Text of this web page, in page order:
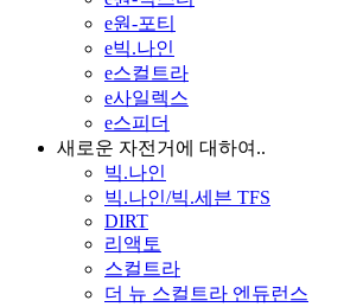
e원-포티
e빅.나인
e스컬트라
e사일렉스
e스피더
새로운 자전거에 대하여..
빅.나인
빅.나인/빅.세븐 TFS
DIRT
리액토
스컬트라
더 뉴 스컬트라 엔듀런스